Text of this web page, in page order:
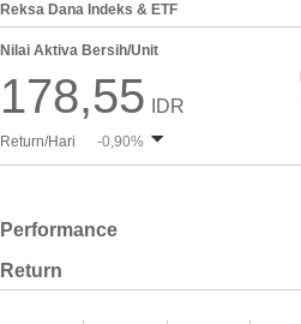
Reksa Dana Indeks & ETF
Nilai Aktiva Bersih/Unit
178,55 IDR
Return/Hari -0,90%
Performance
Return